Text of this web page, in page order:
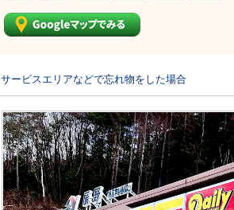
サービスエリアなどで忘れ物をした場合